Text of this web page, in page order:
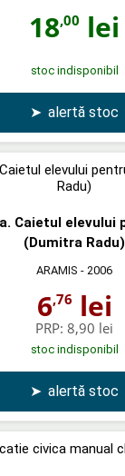
18,00 lei
stoc indisponibil
➤ alertă stoc
Caietul elevului
(Dumitra Radu)
ARAMIS - 2006
6,76 lei
PRP: 8,90 lei
stoc indisponibil
➤ alertă stoc